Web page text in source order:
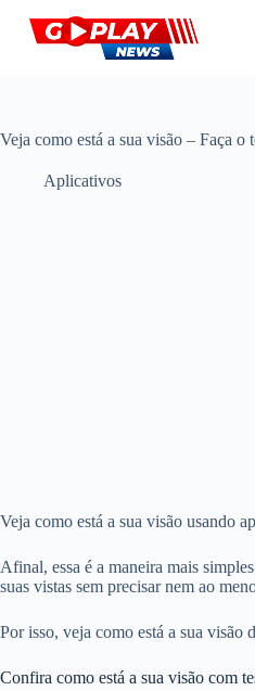
P
a
Veja como está a sua visão – Faça o
Aplicativos
Veja como está a sua visão usando
Afinal, essa é a maneira mais
suas vistas sem precisar nem ao
Por isso, veja como está a sua visão
Confira como está a sua visão com